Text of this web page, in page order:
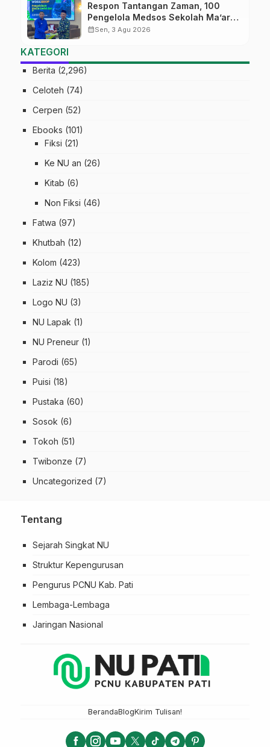
Respon Tantangan Zaman, 100
Pengelola Medsos Sekolah Ma’arif
Pekalongan Ikuti Pelatihan Literasi
calendar_monthSen, 3 Agu 2026
KATEGORI
Berita (2,296)
Celoteh (74)
Cerpen (52)
Ebooks (101)
Fiksi (21)
Ke NU an (26)
Kitab (6)
Non Fiksi (46)
Fatwa (97)
Khutbah (12)
Kolom (423)
Laziz NU (185)
Logo NU (3)
NU Lapak (1)
NU Preneur (1)
Parodi (65)
Puisi (18)
Pustaka (60)
Sosok (6)
Tokoh (51)
Twibonze (7)
Uncategorized (7)
Tentang
Sejarah Singkat NU
Struktur Kepengurusan
Pengurus PCNU Kab. Pati
Lembaga-Lembaga
Jaringan Nasional
BerandaBlogKirim Tulisan!